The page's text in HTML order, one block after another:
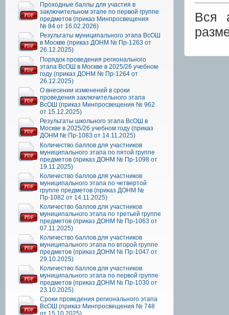
Проходные баллы для участия в
заключительном этапе по первой группе
предметов (приказ Минпросвещения
№ 84 от 16.02.2026)
Результаты муниципального этапа ВсОШ
в Москве (приказ ДОНМ № Пр-1263 от
26.12.2025)
Порядок проведения регионального
этапа ВсОШ в Москве в 2025/26 учебном
году (приказ ДОНМ № Пр-1264 от
26.12.2025)
О внесении изменений в сроки
проведения заключительного этапа
ВсОШ (приказ Минпросвещения № 962
от 15.12.2025)
Результаты школьного этапа ВсОШ в
Москве в 2025/26 учебном году (приказ
ДОНМ № Пр-1083 от 14.11.2025)
Количество баллов для участников
муниципального этапа по пятой группе
предметов (приказ ДОНМ № Пр-1098 от
19.11.2025)
Количество баллов для участников
муниципального этапа по четвертой
группе предметов (приказ ДОНМ №
Пр-1082 от 14.11.2025)
Количество баллов для участников
муниципального этапа по третьей группе
предметов (приказ ДОНМ № Пр-1063 от
07.11.2025)
Количество баллов для участников
муниципального этапа по второй группе
предметов (приказ ДОНМ № Пр-1047 от
29.10.2025)
Количество баллов для участников
муниципального этапа по первой группе
предметов (приказ ДОНМ № Пр-1030 от
23.10.2025)
Сроки проведения регионального этапа
ВсОШ (приказ Минпросвещения № 748
от 15.10.2025)
Вся